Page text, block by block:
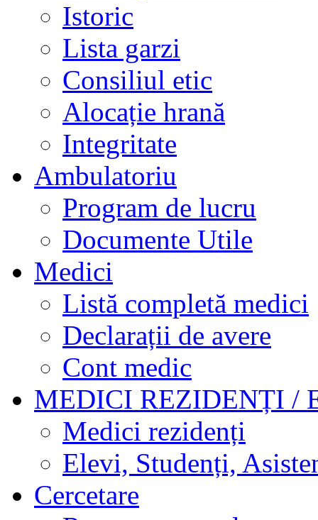
Istoric
Lista garzi
Consiliul etic
Alocație hrană
Integritate
Ambulatoriu
Program de lucru
Documente Utile
Medici
Listă completă medici
Declarații de avere
Cont medic
MEDICI REZIDENȚI /
Medici rezidenți
Elevi, Studenți,
Cercetare